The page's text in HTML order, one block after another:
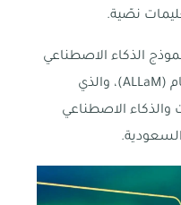
نصّية.
الذكاء الاصطناعي
التوليدي الخاص بها المسمى علّام (ALLaM)، والذي
والذكاء الاصطناعي